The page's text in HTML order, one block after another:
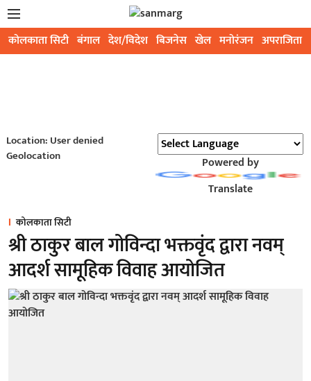
कोलकाता सिटी बंगाल देश/विदेश बिजनेस खेल मनोरंजन अपराजिता
Location: User denied
Geolocation
Powered by
Translate
कोलकाता सिटी
श्री ठाकुर बाल गोविन्दा भक्तवृंद द्वारा नवम्
आदर्श सामूहिक विवाह आयोजित